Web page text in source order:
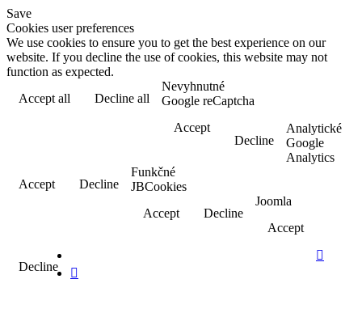
Save
Cookies user preferences
We use cookies to ensure you to get the best experience on our
website. If you decline the use of cookies, this website may not
function as expected.
Accept all
Decline all
Nevyhnutné
Google reCaptcha
Accept
Decline
Analytické
Google
Analytics
Accept
Decline
Funkčné
JBCookies
Accept
Decline
Joomla
Accept
Decline

